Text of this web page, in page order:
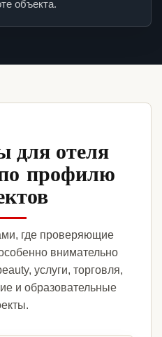
объекта.
для отеля
профилю
где проверяющие
внимательно
услуги, торговля,
и образовательные